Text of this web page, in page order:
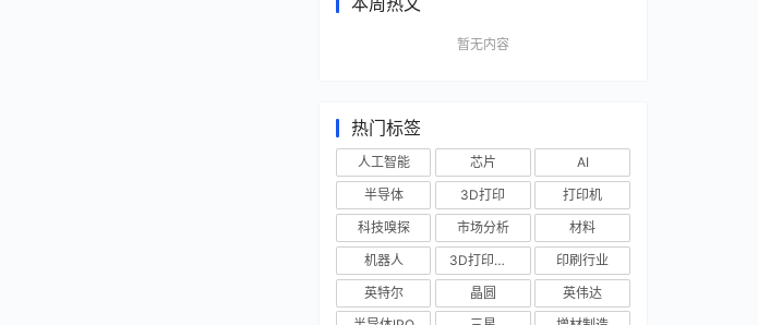
暂无内容
热门标签
人工智能 芯片
AI
半导体
3D打印
打印机
科技嗅探
市场分析
材料
机器人
3D打印技术
印刷行业
英特尔
晶圆
英伟达